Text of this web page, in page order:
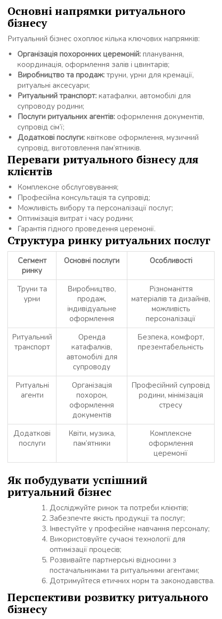
Основні напрямки ритуального
бізнесу
Ритуальний бізнес охоплює кілька ключових напрямків:
Організація похоронних церемоній: планування,
координація, оформлення залів і цвинтарів;
Виробництво та продаж: труни, урни для кремації,
ритуальні аксесуари;
Ритуальний транспорт: катафалки, автомобілі для
супроводу родини;
Послуги ритуальних агентів: оформлення документів,
супровід сім’ї;
Додаткові послуги: квіткове оформлення, музичний
супровід, виготовлення пам’ятників.
Переваги ритуального бізнесу для
клієнтів
Комплексне обслуговування;
Професійна консультація та супровід;
Можливість вибору та персоналізації послуг;
Оптимізація витрат і часу родини;
Гарантія гідного проведення церемонії.
Структура ринку ритуальних послуг
Сегмент
ринку
Основні послуги Особливості
Труни та
урни
Виробництво,
продаж,
індивідуальне
оформлення
Різноманіття
матеріалів та дизайнів,
можливість
персоналізації
Ритуальний
транспорт
Оренда
катафалків,
автомобілі для
супроводу
Безпека, комфорт,
презентабельність
Ритуальні
агенти
Організація
похорон,
оформлення
документів
Професійний супровід
родини, мінімізація
стресу
Додаткові
послуги
Квіти, музика,
пам’ятники
Комплексне
оформлення
церемонії
Як побудувати успішний
ритуальний бізнес
Досліджуйте ринок та потреби клієнтів;
Забезпечте якість продукції та послуг;
Інвестуйте у професійне навчання персоналу;
Використовуйте сучасні технології для
оптимізації процесів;
Розвивайте партнерські відносини з
постачальниками та ритуальними агентами;
Дотримуйтеся етичних норм та законодавства.
Перспективи розвитку ритуального
бізнесу